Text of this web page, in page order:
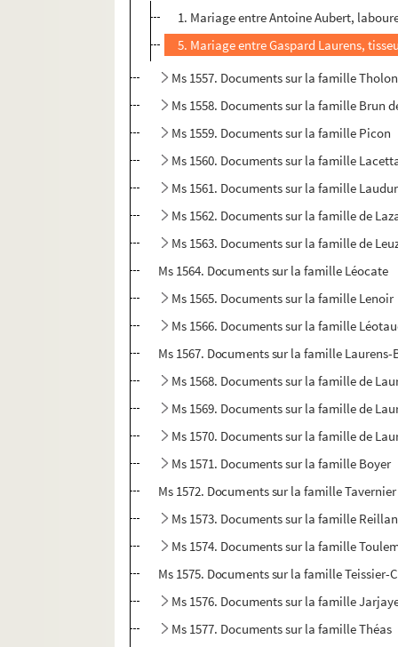
1. Mariage entre Antoine Aubert,
5. Mariage entre Gaspard Laurens,
Ms 1557. Documents sur la famille Tholon
Ms 1558. Documents sur la famille Brun
Ms 1559. Documents sur la famille Picon
Ms 1560. Documents sur la famille
Ms 1561. Documents sur la famille
Ms 1562. Documents sur la famille de
Ms 1563. Documents sur la famille de
Ms 1564. Documents sur la famille Léocate
Ms 1565. Documents sur la famille Lenoir
Ms 1566. Documents sur la famille
Ms 1567. Documents sur la famille Laurens-
Ms 1568. Documents sur la famille de
Ms 1569. Documents sur la famille de
Ms 1570. Documents sur la famille de
Ms 1571. Documents sur la famille Boyer
Ms 1572. Documents sur la famille Tavernier
Ms 1573. Documents sur la famille
Ms 1574. Documents sur la famille
Ms 1575. Documents sur la famille Teissier-
Ms 1576. Documents sur la famille
Ms 1577. Documents sur la famille Théas